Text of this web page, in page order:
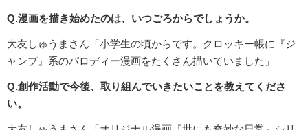
Q.漫画を描き始めたのは、いつごろからでしょうか。
大友しゅうまさん「小学生の頃からです。クロッキー帳に『ジ
ャンプ』系のパロディー漫画をたくさん描いていました」
Q.創作活動で今後、取り組んでいきたいことを教えてくださ
い。